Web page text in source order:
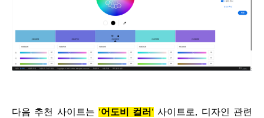
다음 추천 사이트는 '어도비 컬러' 사이트로, 디자인 관련